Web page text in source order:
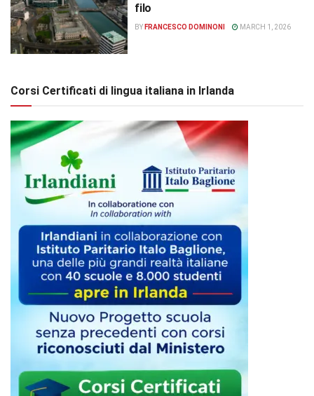
filo
BY FRANCESCO DOMINONI MARCH 1, 2026
Corsi Certificati di lingua italiana in Irlanda